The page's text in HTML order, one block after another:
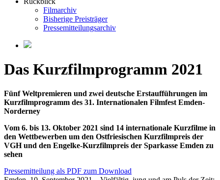
Filmarchiv
Bisherige Preisträger
Pressemitteilungsarchiv
Das Kurzfilmprogramm 2021
Fünf Weltpremieren und zwei deutsche Erstaufführungen im
Kurzfilmprogramm des 31. Internationalen Filmfest Emden-
Norderney
Vom 6. bis 13. Oktober 2021 sind 14 internationale Kurzfilme in
den Wettbewerben um den Ostfriesischen Kurzfilmpreis der
VGH und den Engelke-Kurzfilmpreis der Sparkasse Emden zu
sehen
Pressemitteilung als PDF zum Download